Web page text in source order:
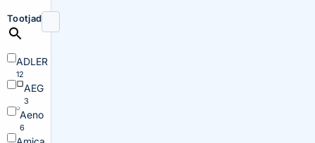
Tootjad
ADLER
12
AEG
3
Aeno
6